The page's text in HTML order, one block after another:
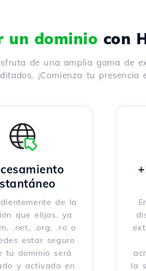
un dominio con
de una amplia gama de
¡Comienza tu
de la
que elijas, ya
.net, .org, .ro o
estar seguro
tu dominio será
y activado en
la